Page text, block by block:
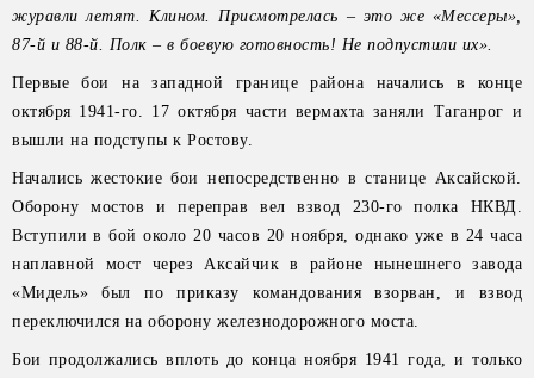
журавли летят. Клином. Присмотрелась – это же «Мессеры»,
87-й и 88-й. Полк – в боевую готовность! Не подпустили их».
Первые бои на западной границе района начались в конце
октября 1941-го. 17 октября части вермахта заняли Таганрог и
вышли на подступы к Ростову.
Начались жестокие бои непосредственно в станице Аксайской.
Оборону мостов и переправ вел взвод 230-го полка НКВД.
Вступили в бой около 20 часов 20 ноября, однако уже в 24 часа
наплавной мост через Аксайчик в районе нынешнего завода
«Мидель» был по приказу командования взорван, и взвод
переключился на оборону железнодорожного моста.
Бои продолжались вплоть до конца ноября 1941 года, и только